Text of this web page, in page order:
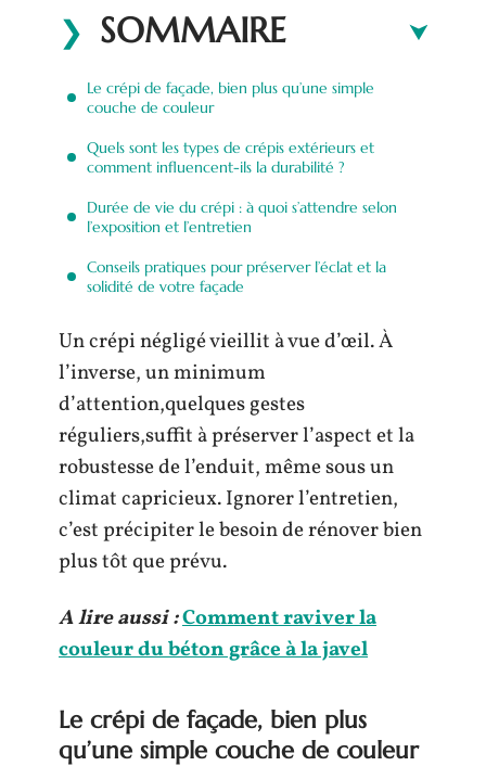
SOMMAIRE
Le crépi de façade, bien plus qu’une simple
couche de couleur
Quels sont les types de crépis extérieurs et
comment influencent-ils la durabilité ?
Durée de vie du crépi : à quoi s’attendre selon
l’exposition et l’entretien
Conseils pratiques pour préserver l’éclat et la
solidité de votre façade
Un crépi négligé vieillit à vue d’œil. À
l’inverse, un minimum
d’attention,quelques gestes
réguliers,suffit à préserver l’aspect et la
robustesse de l’enduit, même sous un
climat capricieux. Ignorer l’entretien,
c’est précipiter le besoin de rénover bien
plus tôt que prévu.
A lire aussi :Comment raviver la
couleur du béton grâce à la javel
Le crépi de façade, bien plus
qu’une simple couche de couleur